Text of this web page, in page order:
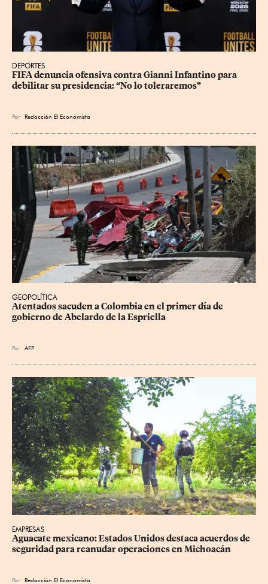
DEPORTES
FIFA denuncia ofensiva contra Gianni Infantino para
debilitar su presidencia: “No lo toleraremos”
Por Redacción El Economista
GEOPOLÍTICA
Atentados sacuden a Colombia en el primer día de
gobierno de Abelardo de la Espriella
Por AFP
EMPRESAS
Aguacate mexicano: Estados Unidos destaca acuerdos de
seguridad para reanudar operaciones en Michoacán
Por Redacción El Economista